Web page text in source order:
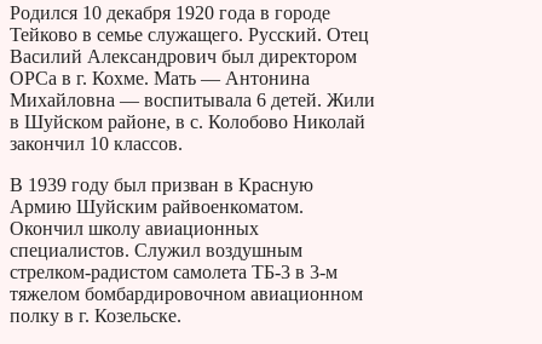
Родился 10 декабря 1920 года в городе
Тейково в семье служащего. Русский. Отец
Василий Александрович был директором
ОРСа в г. Кохме. Мать — Антонина
Михайловна — воспитывала 6 детей. Жили
в Шуйском районе, в с. Колобово Николай
закончил 10 классов.
В 1939 году был призван в Красную
Армию Шуйским райвоенкоматом.
Окончил школу авиационных
специалистов. Служил воздушным
стрелком-радистом самолета ТБ-3 в 3-м
тяжелом бомбардировочном авиационном
полку в г. Козельске.